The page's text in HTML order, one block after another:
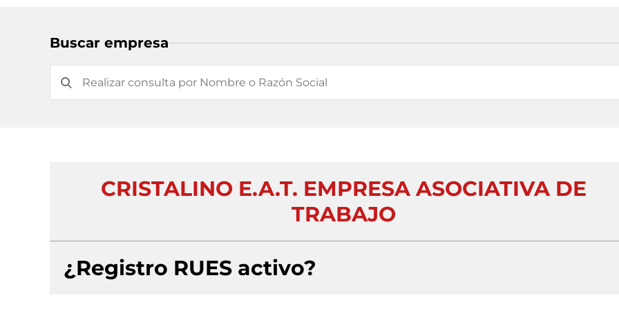
Buscar empresa
CRISTALINO E.A.T. EMPRESA ASOCIATIVA DE
TRABAJO
¿Registro RUES activo?